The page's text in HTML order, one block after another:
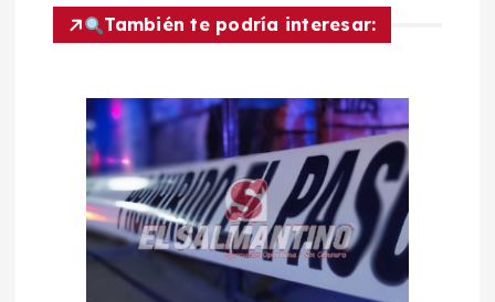
n
También te podría interesar: